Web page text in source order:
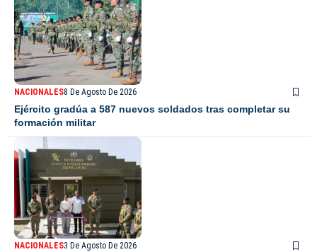
NACIONALES8 De Agosto De 2026
Ejército gradúa a 587 nuevos soldados tras completar su
formación militar
NACIONALES3 De Agosto De 2026